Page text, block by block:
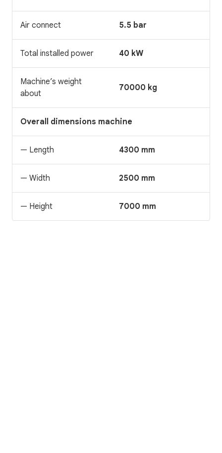
Air connect 5.5 bar
Total installed power 40 kW
Machine’s weight
about
70000 kg
Overall dimensions machine
— Length 4300 mm
— Width 2500 mm
— Height 7000 mm